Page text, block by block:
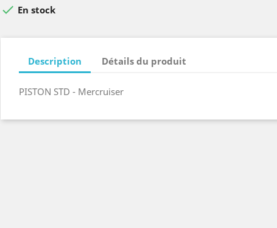
 En stock
Description Détails du produit
PISTON STD - Mercruiser